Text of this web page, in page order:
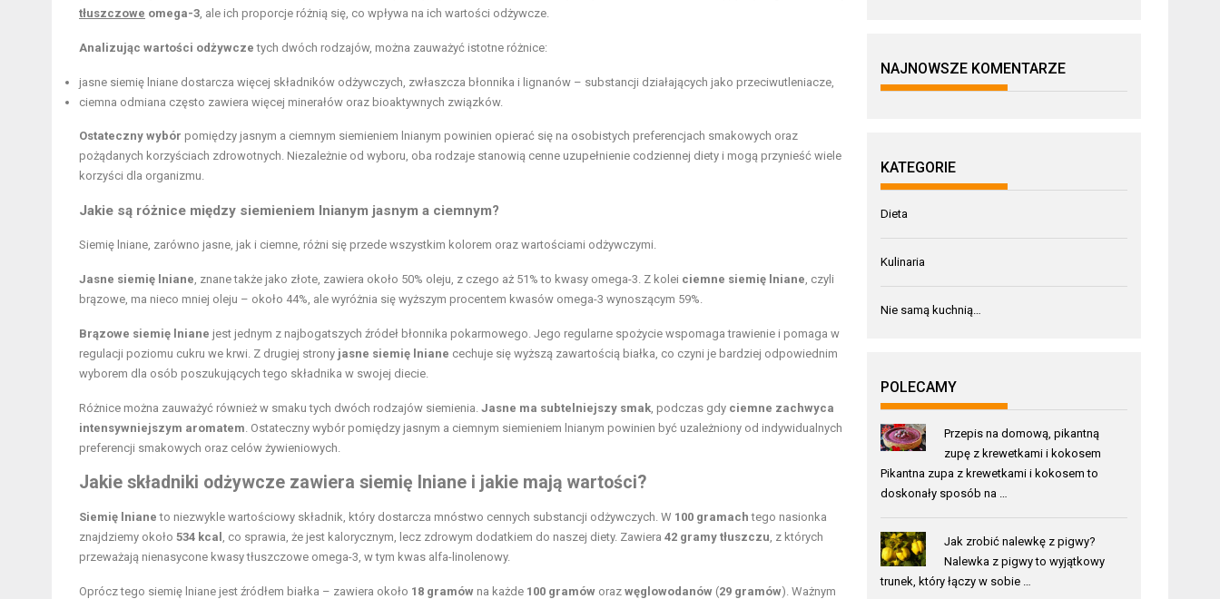
tłuszczowe omega-3 , ale ich proporcje różnią się, co wpływa na ich wartości odżywcze.
Analizując wartości odżywcze tych dwóch rodzajów, można zauważyć istotne różnice:
jasne siemię lniane dostarcza więcej składników odżywczych, zwłaszcza błonnika i lignanów – substancji działających jako przeciwutleniacze,
ciemna odmiana często zawiera więcej minerałów oraz bioaktywnych związków.
Ostateczny wybór pomiędzy jasnym a ciemnym siemieniem lnianym powinien opierać się na osobistych preferencjach smakowych oraz
pożądanych korzyściach zdrowotnych. Niezależnie od wyboru, oba rodzaje stanowią cenne uzupełnienie codziennej diety i mogą przynieść wiele
korzyści dla organizmu.
Jakie są różnice między siemieniem lnianym jasnym a ciemnym?
Siemię lniane, zarówno jasne, jak i ciemne, różni się przede wszystkim kolorem oraz wartościami odżywczymi.
Jasne siemię lniane , znane także jako złote, zawiera około 50% oleju, z czego aż 51% to kwasy omega-3. Z kolei ciemne siemię lniane , czyli
brązowe, ma nieco mniej oleju – około 44%, ale wyróżnia się wyższym procentem kwasów omega-3 wynoszącym 59%.
Brązowe siemię lniane jest jednym z najbogatszych źródeł błonnika pokarmowego. Jego regularne spożycie wspomaga trawienie i pomaga w
regulacji poziomu cukru we krwi. Z drugiej strony jasne siemię lniane cechuje się wyższą zawartością białka, co czyni je bardziej odpowiednim
wyborem dla osób poszukujących tego składnika w swojej diecie.
Różnice można zauważyć również w smaku tych dwóch rodzajów siemienia. Jasne ma subtelniejszy smak , podczas gdy ciemne zachwyca
intensywniejszym aromatem . Ostateczny wybór pomiędzy jasnym a ciemnym siemieniem lnianym powinien być uzależniony od indywidualnych
preferencji smakowych oraz celów żywieniowych.
Jakie składniki odżywcze zawiera siemię lniane i jakie mają wartości?
Siemię lniane to niezwykle wartościowy składnik, który dostarcza mnóstwo cennych substancji odżywczych. W 100 gramach tego nasionka
znajdziemy około 534 kcal , co sprawia, że jest kalorycznym, lecz zdrowym dodatkiem do naszej diety. Zawiera 42 gramy tłuszczu , z których
przeważają nienasycone kwasy tłuszczowe omega-3, w tym kwas alfa-linolenowy.
Oprócz tego siemię lniane jest źródłem białka – zawiera około 18 gramów na każde 100 gramów oraz węglowodanów (29 gramów). Ważnym
NAJNOWSZE KOMENTARZE
KATEGORIE
Dieta
Kulinaria
Nie samą kuchnią…
POLECAMY
Przepis na domową, pikantną
zupę z krewetkami i kokosem
Pikantna zupa z krewetkami i kokosem to
doskonały sposób na …
Jak zrobić nalewkę z pigwy?
Nalewka z pigwy to wyjątkowy
trunek, który łączy w sobie …